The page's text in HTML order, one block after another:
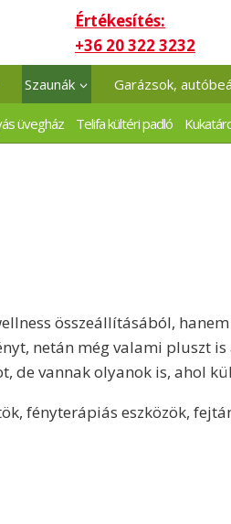
Értékesítés:
+36 20 322 3232
Szaunák Garázsok,
üvegház Telifa kültéri padló
összeállításából,
netán még valami pluszt
vannak olyanok is, ahol
fényterápiás eszközök,